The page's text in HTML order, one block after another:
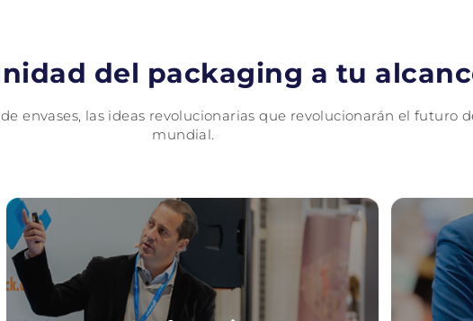
del packaging a tu
envases, las ideas revolucionarias que revolucionarán el futuro
mundial.
Conferencias
Ponentes principales, presentaciones centradas en la